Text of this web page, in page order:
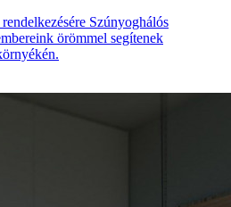
Szúnyoghálós
örömmel segítenek